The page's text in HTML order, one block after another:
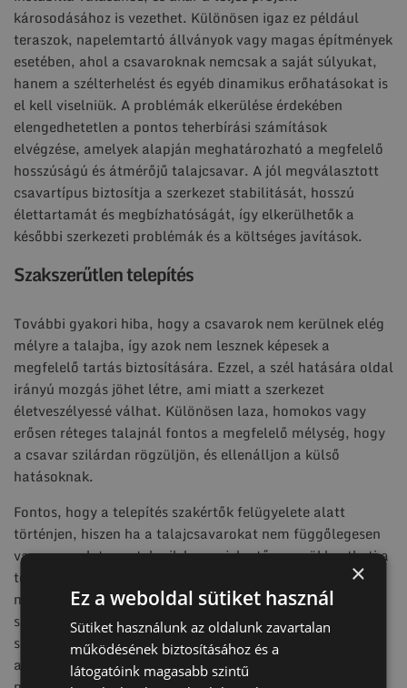
károsodásához is vezethet. Különösen igaz ez például
teraszok, napelemtartó állványok vagy magas építmények
esetében, ahol a csavaroknak nemcsak a saját súlyukat,
hanem a szélterhelést és egyéb dinamikus erőhatásokat is
el kell viselniük. A problémák elkerülése érdekében
elengedhetetlen a pontos teherbírási számítások
elvégzése, amelyek alapján meghatározható a megfelelő
hosszúságú és átmérőjű talajcsavar. A jól megválasztott
csavartípus biztosítja a szerkezet stabilitását, hosszú
élettartamát és megbízhatóságát, így elkerülhetők a
későbbi szerkezeti problémák és a költséges javítások.
Szakszerűtlen telepítés
További gyakori hiba, hogy a csavarok nem kerülnek elég
mélyre a talajba, így azok nem lesznek képesek a
megfelelő tartás biztosítására. Ezzel, a szél hatására oldal
irányú mozgás jöhet létre, ami miatt a szerkezet
életveszélyessé válhat. Különösen laza, homokos vagy
erősen réteges talajnál fontos a megfelelő mélység, hogy
a csavar szilárdan rögzüljön, és ellenálljon a külső
hatásoknak.
Fontos, hogy a telepítés szakértők felügyelete alatt
történjen, hiszen ha a talajcsavarokat nem függőlegesen
vagy egyenletesen tekerik be, az jelentősen csökkentheti a
teherbírást. Egy rosszul beállított csavar nem osztja el
megfelelően a terhelést, ami idővel kilazuláshoz és
szerkezeti instabilitáshoz vezet. Éppen ezért mindig
szükséges a megfelelő eszközök és szakértelem
alkalmazása, hogy a csavar optimális szögben és
×
Ez a weboldal sütiket használ
Sütiket használunk az oldalunk zavartalan
működésének biztosításához és a
látogatóink magasabb szintű